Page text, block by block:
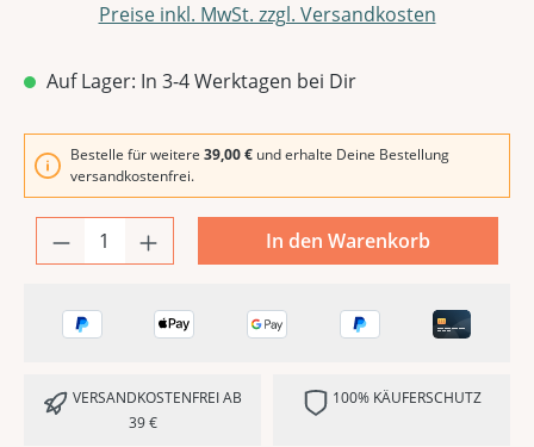
Preise inkl. MwSt. zzgl. Versandkosten
Auf Lager: In 3-4 Werktagen bei Dir
Bestelle für weitere 39,00 € und erhalte Deine Bestellung
versandkostenfrei.
In den Warenkorb
VERSANDKOSTENFREI AB
39 €
100% KÄUFERSCHUTZ